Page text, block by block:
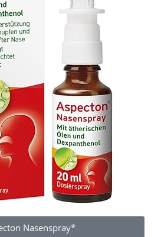
Nasenspray*